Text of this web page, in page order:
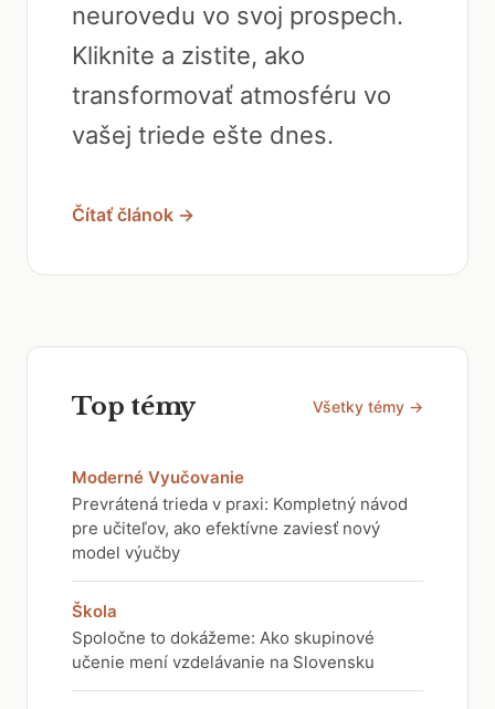
neurovedu vo svoj prospech.
Kliknite a zistite, ako
transformovať atmosféru vo
vašej triede ešte dnes.
Čítať článok →
Top témy Všetky témy →
Moderné Vyučovanie
Prevrátená trieda v praxi: Kompletný návod
pre učiteľov, ako efektívne zaviesť nový
model výučby
Škola
Spoločne to dokážeme: Ako skupinové
učenie mení vzdelávanie na Slovensku